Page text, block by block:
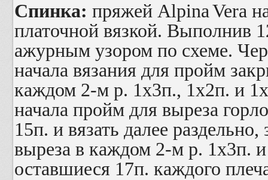
Спинка: пряжей AlpinaVera
платочной вязкой. Выполнив
ажурным узором по схеме.
начала вязания для пройм
каждом 2-м р. 1х3п., 1х2п. и
начала пройм для выреза
15п. и вязать далее
выреза в каждом 2-м р. 1х3п.
оставшиеся 17п. каждого